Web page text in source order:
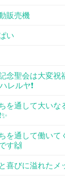
販売機
い
念聖会は大変祝
レルヤ❗️
を通して大いな
を通して働いて
す🙌
喜びに溢れたメ